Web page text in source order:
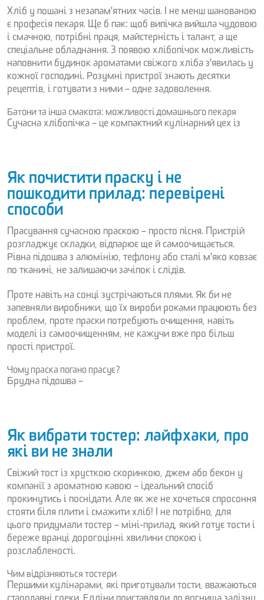
Хліб у пошані з незапам'ятних часів. І не менш шанованою
є професія пекаря. Ще б пак: щоб випічка вийшла чудовою
і смачною, потрібні праця, майстерність і талант, а ще
спеціальне обладнання. З появою хлібопічок можливість
наповнити будинок ароматами свіжого хліба з'явилась у
кожної господині. Розумні пристрої знають десятки
рецептів, і готувати з ними – одне задоволення.
Батони та інша смакота: можливості домашнього пекаря
Сучасна хлібопічка – це компактний кулінарний цех із
Як почистити праску і не
пошкодити прилад: перевірені
способи
Прасування сучасною праскою – просто пісня. Пристрій
розгладжує складки, відпарює ще й самоочищається.
Рівна підошва з алюмінію, тефлону або сталі м'яко ковзає
по тканині, не залишаючи зачіпок і слідів.
Проте навіть на сонці зустрічаються плями. Як би не
запевняли виробники, що їх вироби роками працюють без
проблем, проте праски потребують очищення, навіть
моделі із самоочищенням, не кажучи вже про більш
прості пристрої.
Чому праска погано прасує?
Брудна підошва –
Як вибрати тостер: лайфхаки, про
які ви не знали
Свіжий тост із хрусткою скоринкою, джем або бекон у
компанії з ароматною кавою – ідеальний спосіб
прокинутись і поснідати. Але як же не хочеться спросоння
стояти біля плити і смажити хліб! І не потрібно, для
цього придумали тостер – міні-прилад, який готує тости і
береже вранці дорогоцінні хвилини спокою і
розслабленості.
Чим відрізняються тостери
Першими кулінарами, які приготували тости, вважаються